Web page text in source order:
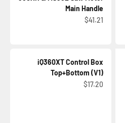
Main Handle
السعر بعد الخصم
$41.21
iQ360XT Control Box
Top+Bottom (V1)
السعر بعد الخصم
$17.20